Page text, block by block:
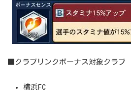
■クラブリンクボーナス対象クラブ
横浜FC